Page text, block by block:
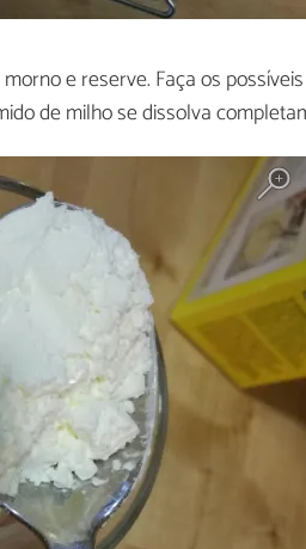
e reserve. Faça os
de milho se dissolva